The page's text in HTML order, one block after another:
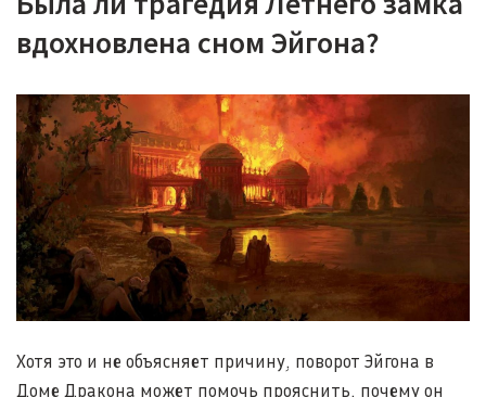
вдохновлена сном Эйгона?
Хотя это и не объясняет причину, поворот Эйгона в
Доме Дракона может помочь прояснить, почему он